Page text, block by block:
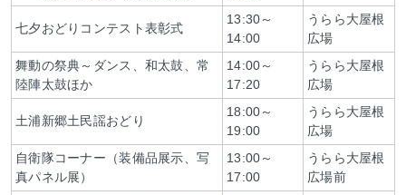
七夕おどりコンテスト表彰式
13:30～
14:00
うらら大屋根
広場
舞動の祭典～ダンス、和太鼓、常
陸陣太鼓ほか
14:00～
17:20
うらら大屋根
広場
土浦新郷土民謡おどり
18:00～
19:00
うらら大屋根
広場
自衛隊コーナー（装備品展示、写
真パネル展）
13:00～
17:00
うらら大屋根
広場前